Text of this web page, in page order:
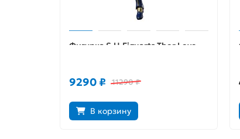
Фигурка S.H.Figuarts Thor Love
9290 ₽ 11290 ₽
В корзину